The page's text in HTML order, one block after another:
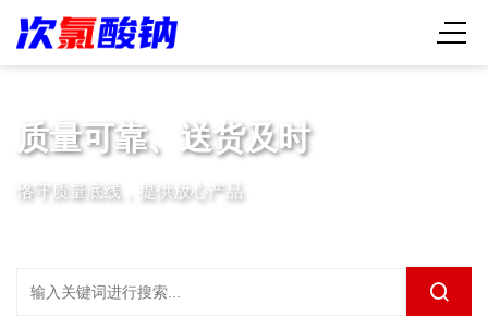
质量可靠、送货及时
恪守质量底线，提供放心产品